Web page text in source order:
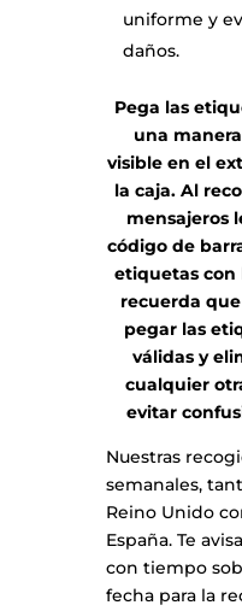
uniforme y
daños.
Pega las
una
visible en el
la caja. Al
mensajeros
código de
etiquetas con
recuerda
pegar las
válidas y
cualquier
evitar
Nuestras
semanales,
Reino Unido
España. Te
con tiempo
fecha para la